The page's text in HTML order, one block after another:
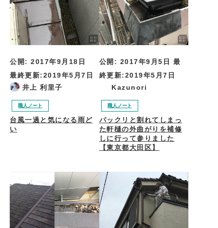
公開: 2017年9月18日
最終更新:2019年5月7日
井上 利里子
職人ノート
台風一過と気になる雨ど
い
公開: 2017年9月5日 最
終更新:2019年5月7日
Kazunori
職人ノート
パックリと割れてしまっ
た軒樋の外曲がりを補修
しに行って参りました
【東京都大田区】